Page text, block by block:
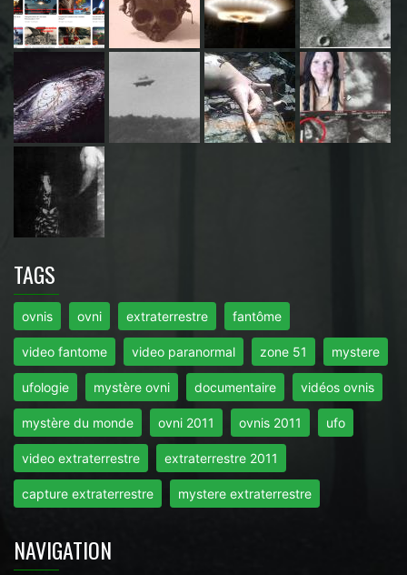
TAGS
ovnis ovni extraterrestre fantôme
video fantome video paranormal zone 51 mystere
ufologie mystère ovni documentaire vidéos ovnis
mystère du monde ovni 2011 ovnis 2011 ufo
video extraterrestre extraterrestre 2011
capture extraterrestre mystere extraterrestre
NAVIGATION